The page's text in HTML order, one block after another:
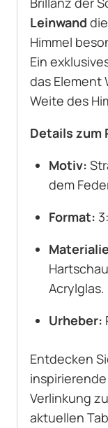
Leinwand
Himmel
Ein
das Element
Weite des
Details zum
Motiv:
dem
Format:
Acrylglas.
Urheber:
Entdecken
Verlinkung
aktuellen